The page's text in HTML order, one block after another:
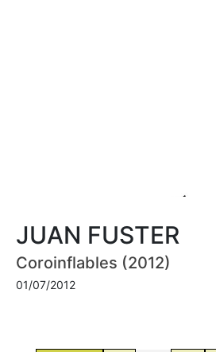
JUAN FUSTER
Coroinflables (2012)
01/07/2012